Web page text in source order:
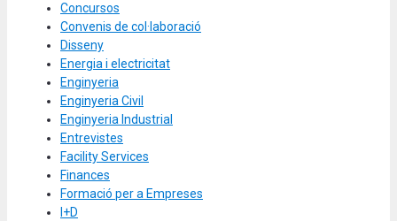
Concursos
Convenis de col·laboració
Disseny
Energia i electricitat
Enginyeria
Enginyeria Civil
Enginyeria Industrial
Entrevistes
Facility Services
Finances
Formació per a Empreses
I+D